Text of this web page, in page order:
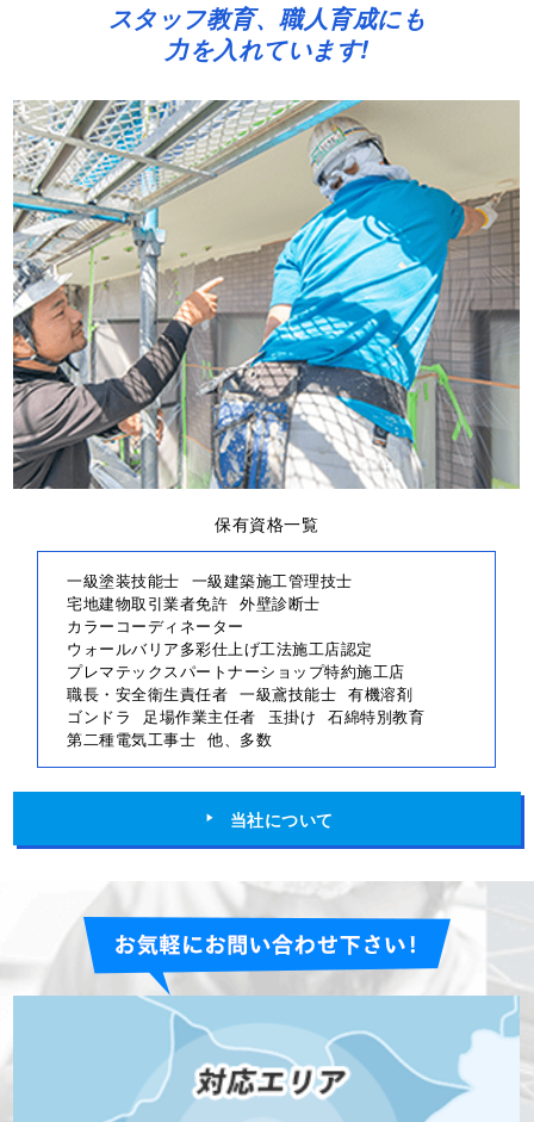
スタッフ教育、職人育成にも
力を入れています!
保有資格一覧
一級塗装技能士 一級建築施工管理技士
宅地建物取引業者免許 外壁診断士
カラーコーディネーター
ウォールバリア多彩仕上げ工法施工店認定
プレマテックスパートナーショップ特約施工店
職長・安全衛生責任者 一級鳶技能士 有機溶剤
ゴンドラ
足場作業主任者 玉掛け 石綿特別教育
第二種電気工事士 他、多数
当社について